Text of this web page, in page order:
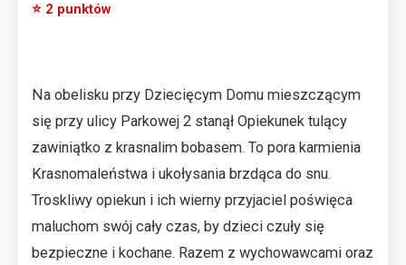
⭐ 2 punktów
Na obelisku przy Dziecięcym Domu mieszczącym
się przy ulicy Parkowej 2 stanął Opiekunek tulący
zawiniątko z krasnalim bobasem. To pora karmienia
Krasnomaleństwa i ukołysania brzdąca do snu.
Troskliwy opiekun i ich wierny przyjaciel poświęca
maluchom swój cały czas, by dzieci czuły się
bezpieczne i kochane. Razem z wychowawcami oraz